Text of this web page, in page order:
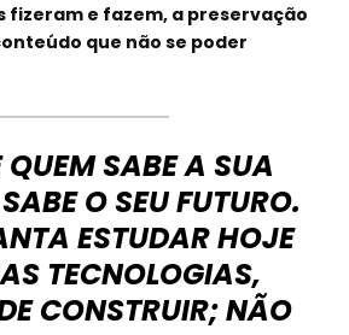
fizeram e fazem, a preservação
que não se poder
QUEM SABE A SUA
O SEU FUTURO.
ESTUDAR HOJE
TECNOLOGIAS,
CONSTRUIR; NÃO